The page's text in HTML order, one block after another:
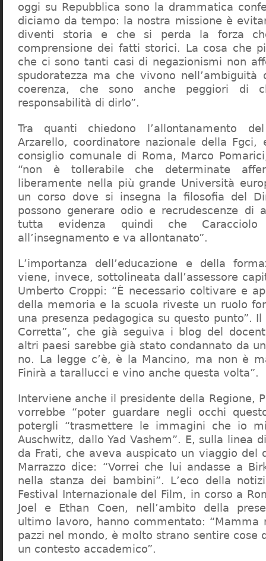
oggi su Repubblica sono la drammatica
diciamo da tempo: la nostra missione è
diventi storia e che si perda la forza
comprensione dei fatti storici. La cosa che
che ci sono tanti casi di negazionismi non
spudoratezza ma che vivono nell’ambiguità
coerenza, che sono anche peggiori di
responsabilità di dirlo”.
Tra quanti chiedono l’allontanamento
Arzarello, coordinatore nazionale della
consiglio comunale di Roma, Marco
“non è tollerabile che determinate
liberamente nella più grande Università
un corso dove si insegna la filosofia del
possono generare odio e recrudescenze di
tutta evidenza quindi che
all’insegnamento e va allontanato”.
L’importanza dell’educazione e della
viene, invece, sottolineata dall’assessore
Umberto Croppi: “È necessario coltivare e
della memoria e la scuola riveste un ruolo
una presenza pedagogica su questo punto”.
Corretta”, che già seguiva i blog del
altri paesi sarebbe già stato condannato da
no. La legge c’è, è la Mancino, ma non è
Finirà a tarallucci e vino anche questa volta”.
Interviene anche il presidente della Regione,
vorrebbe “poter guardare negli occhi
potergli “trasmettere le immagini che io
Auschwitz, dallo Yad Vashem”. E, sulla linea
da Frati, che aveva auspicato un viaggio del
Marrazzo dice: “Vorrei che lui andasse a
nella stanza dei bambini”. L’eco della
Festival Internazionale del Film, in corso a
Joel e Ethan Coen, nell’ambito della
ultimo lavoro, hanno commentato: “Mamma
pazzi nel mondo, è molto strano sentire cose
un contesto accademico”.